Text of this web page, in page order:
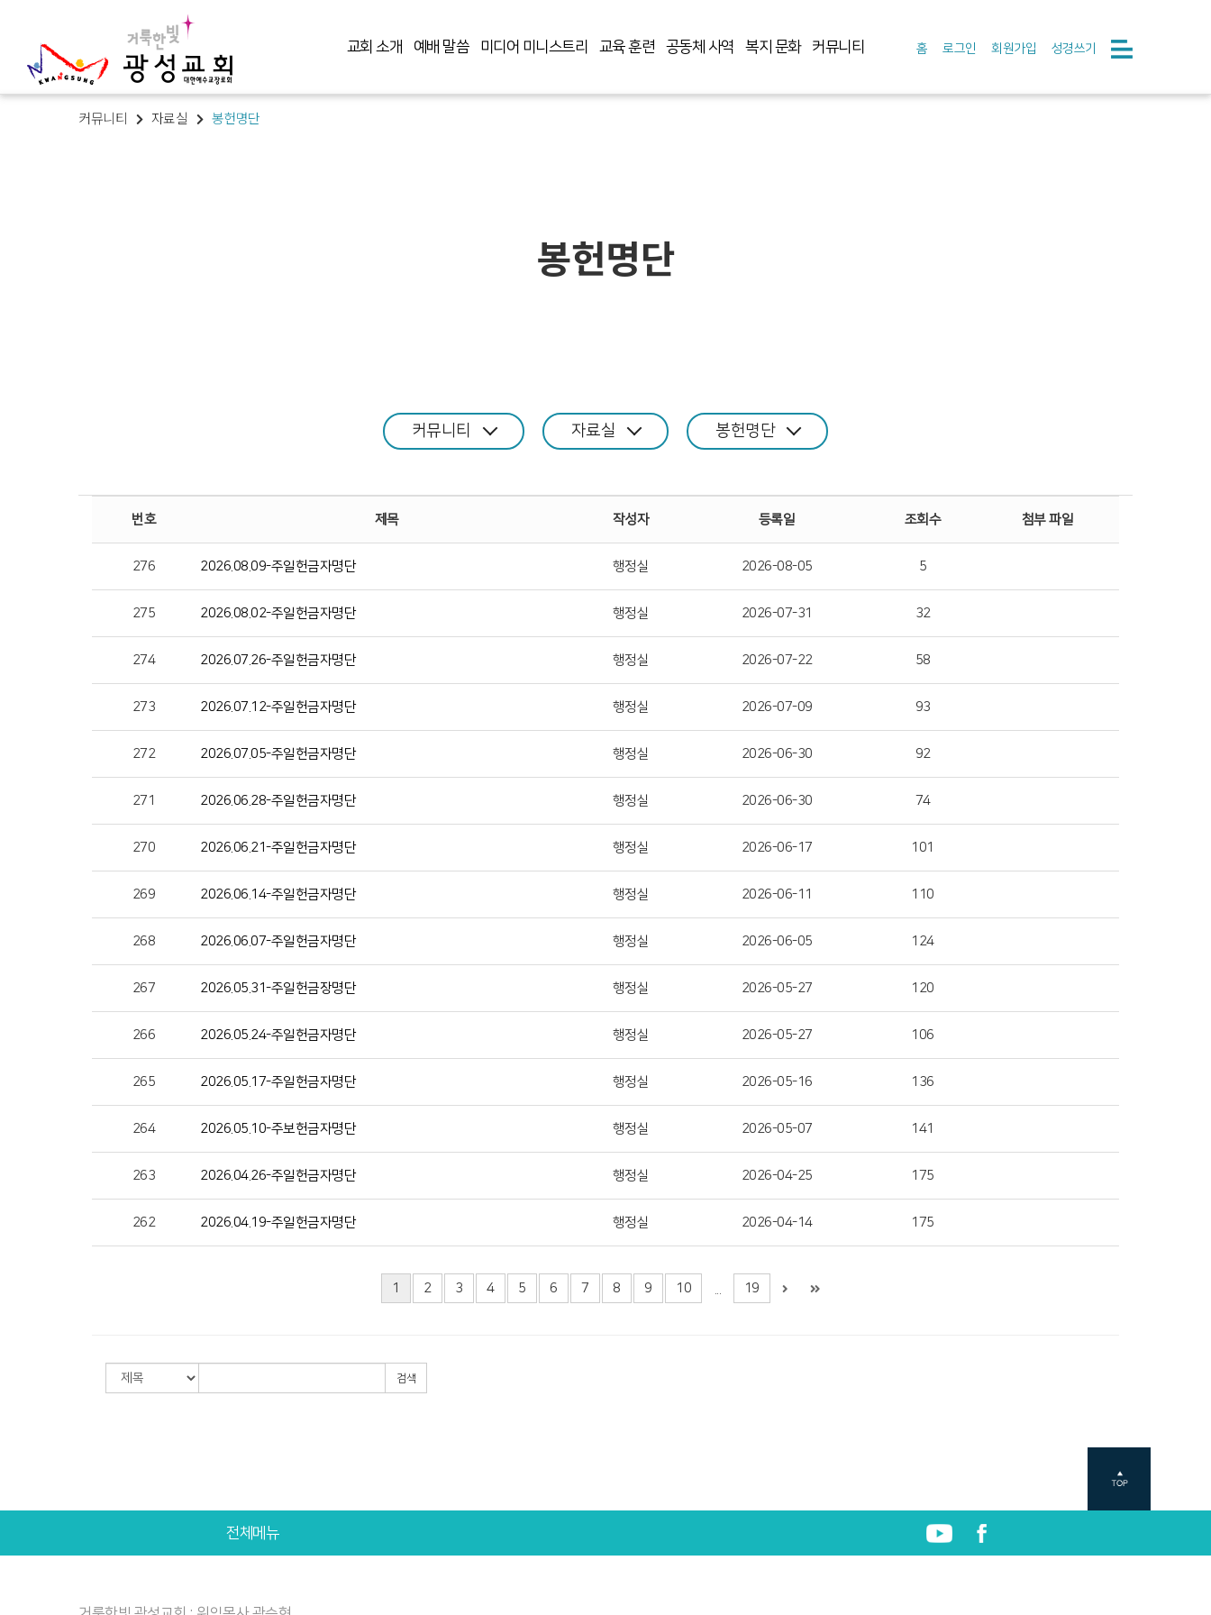
교회 소개 예배 말씀 미디어 미니스트리 교육 훈련 공동체 사역 복지 문화 커뮤니티 홈 로그인 회원가입 성경쓰기
커뮤니티 자료실 봉헌명단
봉헌명단
커뮤니티 자료실 봉헌명단
번호 제목 작성자 등록일 조회수 첨부 파일
276 2026.08.09-주일헌금자명단 행정실 2026-08-05 5
275 2026.08.02-주일헌금자명단 행정실 2026-07-31 32
274 2026.07.26-주일헌금자명단 행정실 2026-07-22 58
273 2026.07.12-주일헌금자명단 행정실 2026-07-09 93
272 2026.07.05-주일헌금자명단 행정실 2026-06-30 92
271 2026.06.28-주일헌금자명단 행정실 2026-06-30 74
270 2026.06.21-주일헌금자명단 행정실 2026-06-17 101
269 2026.06.14-주일헌금자명단 행정실 2026-06-11 110
268 2026.06.07-주일헌금자명단 행정실 2026-06-05 124
267 2026.05.31-주일헌금장명단 행정실 2026-05-27 120
266 2026.05.24-주일헌금자명단 행정실 2026-05-27 106
265 2026.05.17-주일헌금자명단 행정실 2026-05-16 136
264 2026.05.10-주보헌금자명단 행정실 2026-05-07 141
263 2026.04.26-주일헌금자명단 행정실 2026-04-25 175
262 2026.04.19-주일헌금자명단 행정실 2026-04-14 175
1 2 3 4 5 6 7 8 9 10 19
검색
전체메뉴
복지 문화
커뮤니티